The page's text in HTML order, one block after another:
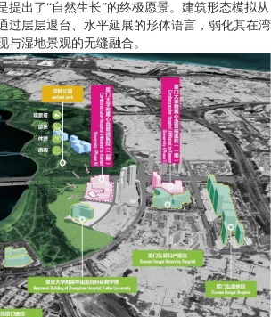
提出了“自然生长”的终极愿景。建筑形态模拟从
过层层退台、水平延展的形体语言，弱化其在湾
与湿地景观的无缝融合。